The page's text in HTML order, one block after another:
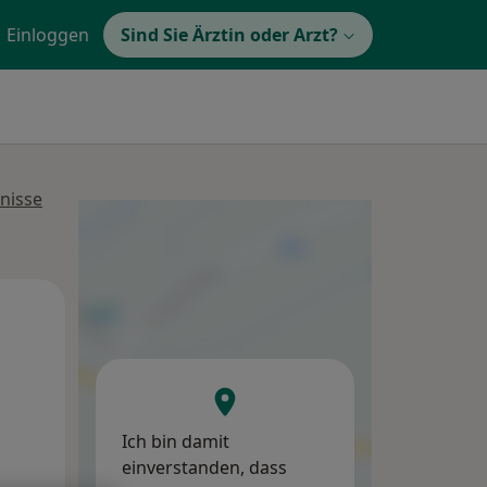
Einloggen Sind Sie Ärztin oder Arzt?
Ich bin damit
einverstanden, dass